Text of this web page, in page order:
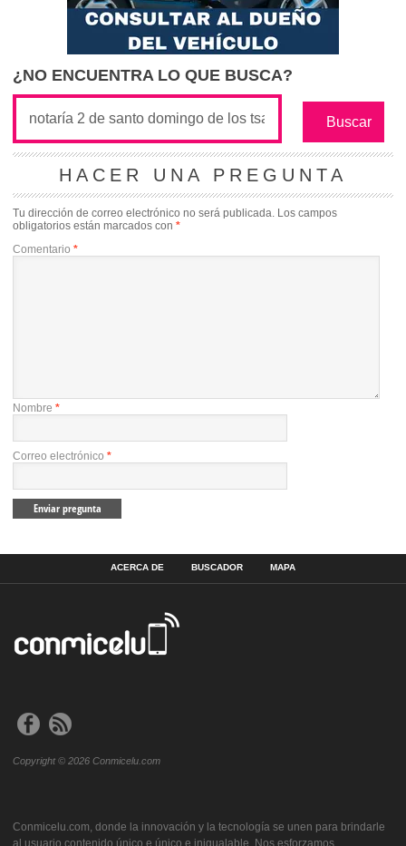
¿NO ENCUENTRA LO QUE BUSCA?
HACER UNA PREGUNTA
Tu dirección de correo electrónico no será publicada. Los campos
obligatorios están marcados con *
Comentario *
Nombre *
Correo electrónico *
ACERCA DE BUSCADOR MAPA
Copyright © 2026 Conmicelu.com
Conmicelu.com, donde la innovación y la tecnología se unen para brindarle
al usuario contenido único e único e inigualable. Nos esforzamos